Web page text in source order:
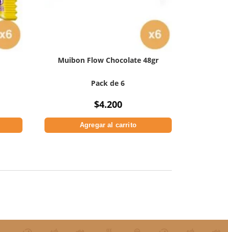
Muibon Flow Chocolate 48gr
Pack de 6
$4.200
Agregar al carrito